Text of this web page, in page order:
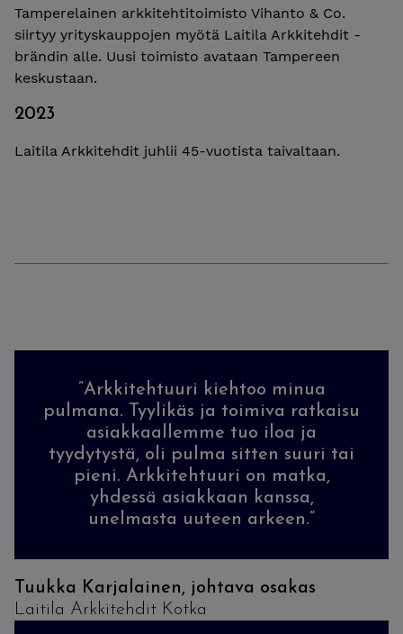
Tamperelainen arkkitehtitoimisto Vihanto & Co.
siirtyy yrityskauppojen myötä Laitila Arkkitehdit -
brändin alle. Uusi toimisto avataan Tampereen
keskustaan.
2023
Laitila Arkkitehdit juhlii 45-vuotista taivaltaan.
”Arkkitehtuuri kiehtoo minua
pulmana. Tyylikäs ja toimiva ratkaisu
asiakkaallemme tuo iloa ja
tyydytystä, oli pulma sitten suuri tai
pieni. Arkkitehtuuri on matka,
yhdessä asiakkaan kanssa,
unelmasta uuteen arkeen.”
Tuukka Karjalainen, johtava osakas
Laitila Arkkitehdit Kotka